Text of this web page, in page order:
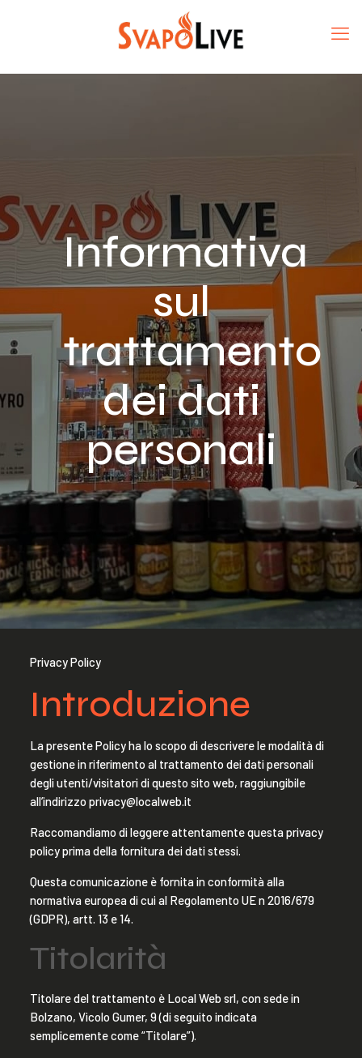
Informativa
sul
trattamento
dei dati
personali
Privacy Policy
Introduzione
La presente Policy ha lo scopo di descrivere le modalità di
gestione in riferimento al trattamento dei dati personali
degli utenti/visitatori di questo sito web, raggiungibile
all’indirizzo privacy@localweb.it
Raccomandiamo di leggere attentamente questa privacy
policy prima della fornitura dei dati stessi.
Questa comunicazione è fornita in conformità alla
normativa europea di cui al Regolamento UE n 2016/679
(GDPR), artt. 13 e 14.
Titolarità
Titolare del trattamento è Local Web srl, con sede in
Bolzano, Vicolo Gumer, 9 (di seguito indicata
semplicemente come “Titolare”).